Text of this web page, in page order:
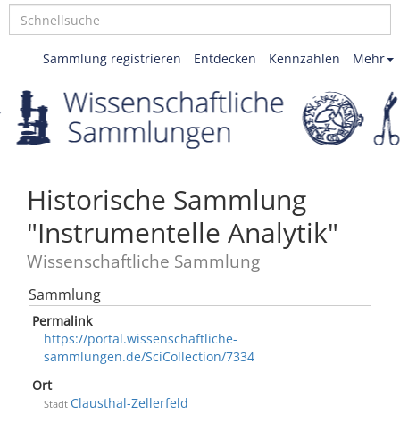
Mehr
Kennzahlen
Entdecken
Sammlung registrieren
Historische Sammlung
"Instrumentelle Analytik"
Wissenschaftliche Sammlung
Sammlung
Permalink
https://portal.wissenschaftliche-
sammlungen.de/SciCollection/7334
Ort
Stadt Clausthal-Zellerfeld